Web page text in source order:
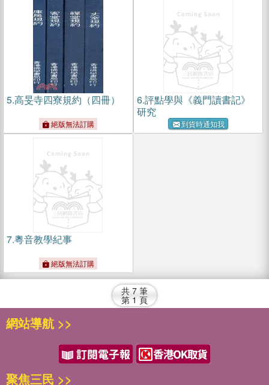
5.高旻寺四寮規約（四冊）
絕版無法訂購
6.評點學與《義門讀書記》
研究
到貨時通知我
7.粵音教學紀事
絕版無法訂購
共 7 筆
第 1 頁
網站導航 >>
聚焦三民 >>